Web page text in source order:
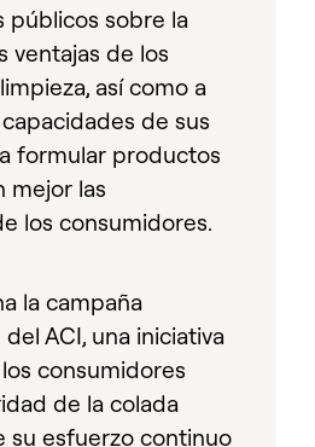
públicos sobre la
ventajas de los
así como a
de sus
formular productos
mejor las
los consumidores.
la campaña
ACI, una iniciativa
consumidores
de la colada
su esfuerzo continuo